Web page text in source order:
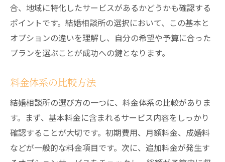
合、地域に特化したサービスがあるかどうかも確認する
ポイントです。結婚相談所の選択において、この基本と
オプションの違いを理解し、自分の希望や予算に合った
プランを選ぶことが成功への鍵となります。
料金体系の比較方法
結婚相談所の選び方の一つに、料金体系の比較がありま
す。まず、基本料金に含まれるサービス内容をしっかり
確認することが大切です。初期費用、月額料金、成婚料
などが一般的な料金項目です。次に、追加料金が発生す